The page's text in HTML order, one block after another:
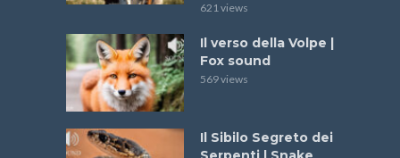
621 views
Il verso della Volpe |
Fox sound
569 views
Il Sibilo Segreto dei